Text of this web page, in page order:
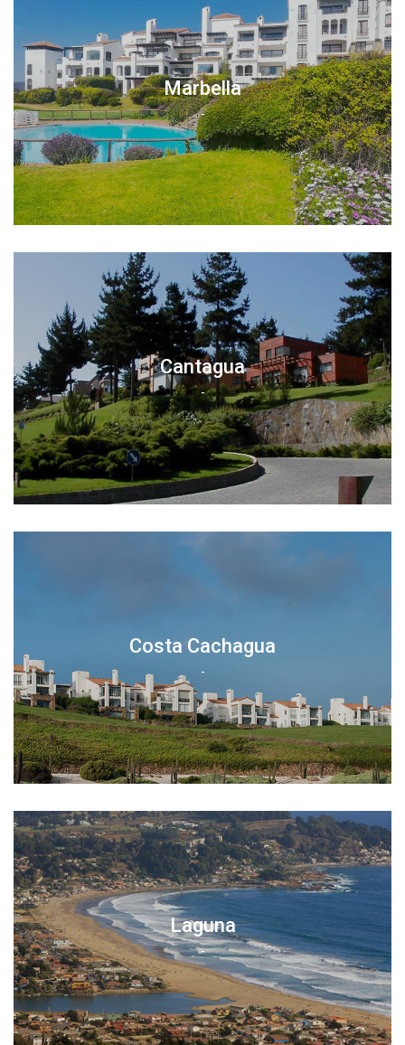
Marbella
-
Cantagua
-
Costa Cachagua
-
Laguna
-